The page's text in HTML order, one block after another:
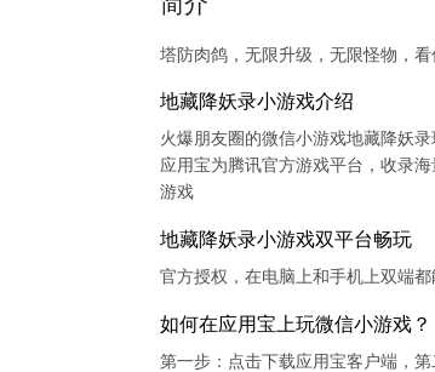
塔防肉鸽，无限升级，无限怪物，看
地藏降妖录小游戏介绍
火爆朋友圈的微信小游戏地藏降妖
应用宝为腾讯官方游戏平台，收录
地藏降妖录小游戏双平台畅玩
官方授权，在电脑上和手机上双端
如何在应用宝上玩微信小游戏？
第一步：点击下载应用宝客户端，